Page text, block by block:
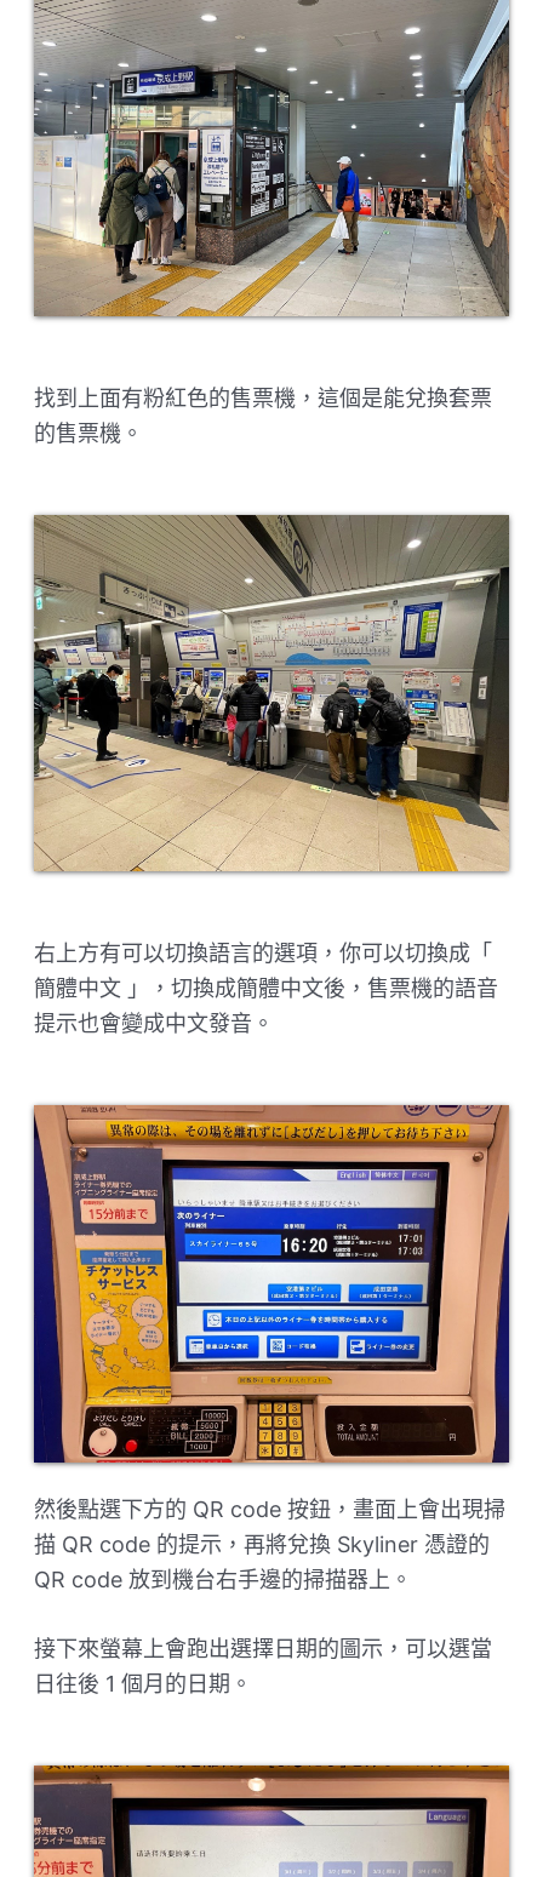
找到上面有粉紅色的售票機，這個是能兌換套票
的售票機。
右上方有可以切換語言的選項，你可以切換成「
簡體中文 」，切換成簡體中文後，售票機的語音
提示也會變成中文發音。
然後點選下方的 QR code 按鈕，畫面上會出現掃
描 QR code 的提示，再將兌換 Skyliner 憑證的
QR code 放到機台右手邊的掃描器上。
接下來螢幕上會跑出選擇日期的圖示，可以選當
日往後 1 個月的日期。